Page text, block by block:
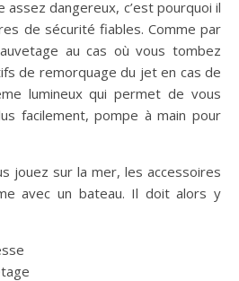
dangereux, c’est pourquoi il
de sécurité fiables. Comme par
au cas où vous tombez
de remorquage du jet en cas de
lumineux qui permet de vous
facilement, pompe à main pour
jouez sur la mer, les accessoires
avec un bateau. Il doit alors y